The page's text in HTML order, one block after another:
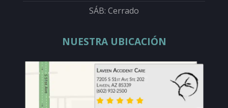
SÁB: Cerrado
NUESTRA UBICACIÓN